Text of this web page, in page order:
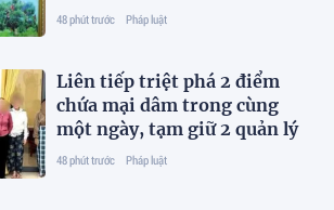
48 phút trước Pháp luật
Liên tiếp triệt phá 2 điểm
chứa mại dâm trong cùng
một ngày, tạm giữ 2 quản lý
48 phút trước Pháp luật